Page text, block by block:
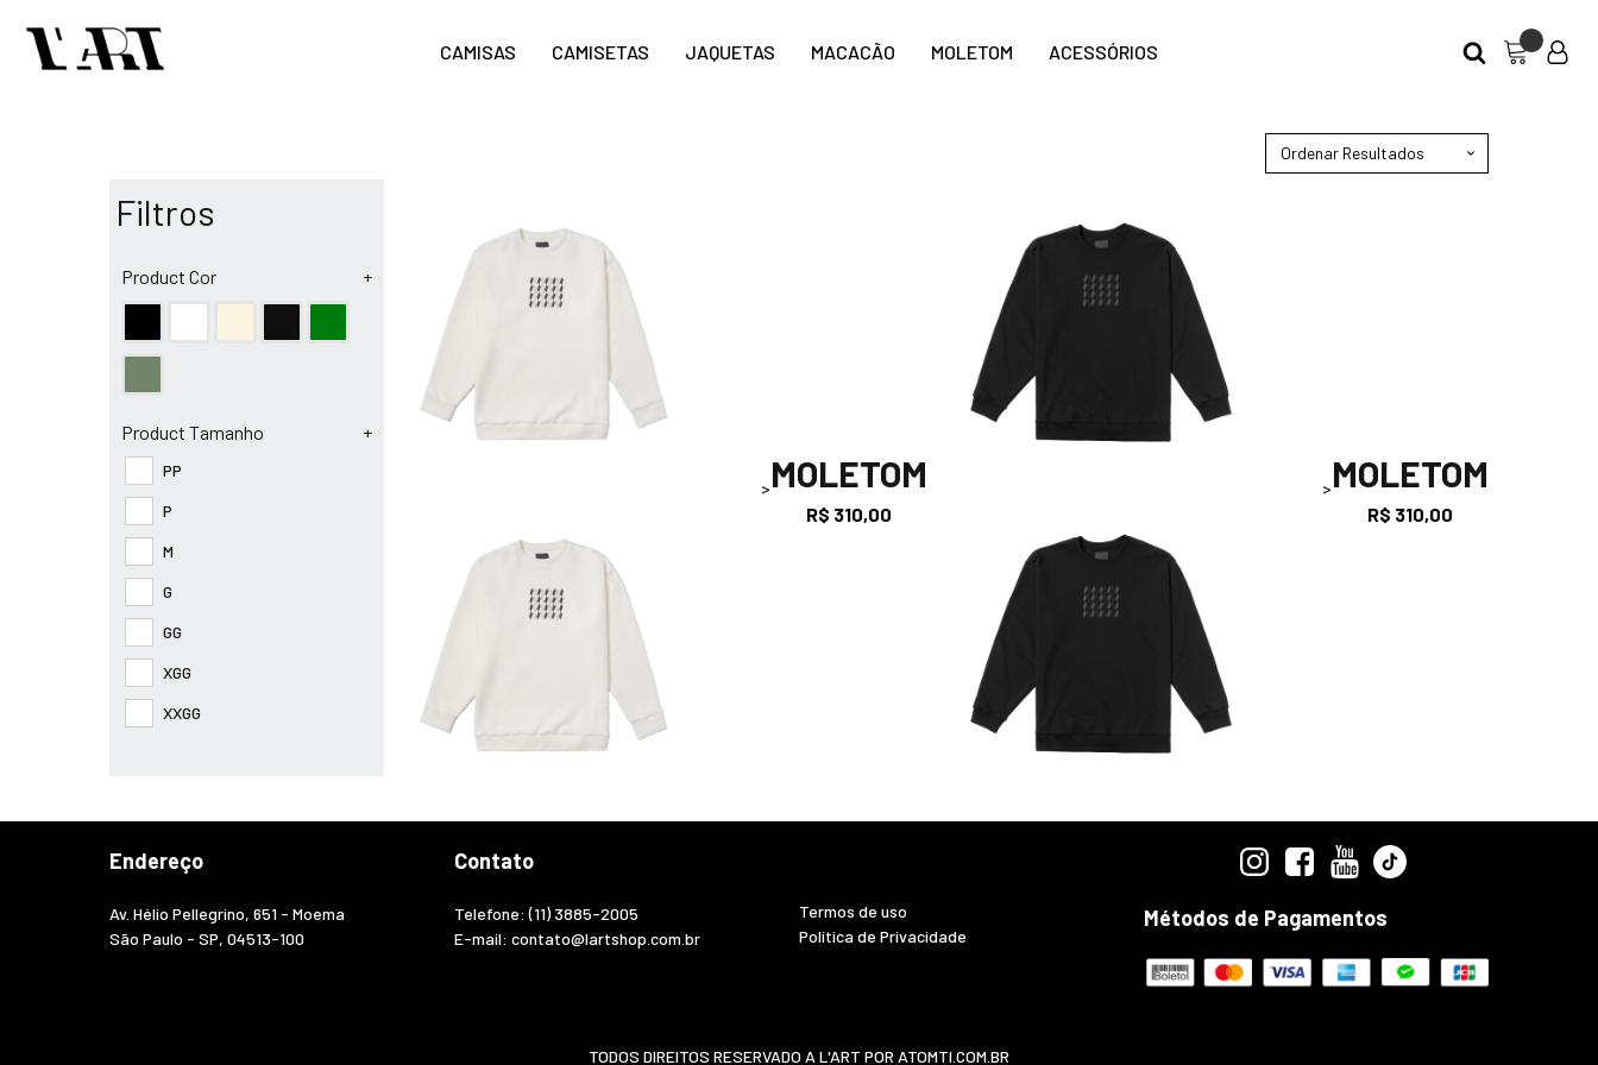
CAMISAS CAMISETAS JAQUETAS MACACÃO MOLETOM ACESSÓRIOS
Filtros
Product Cor +
Product Tamanho +
PP
P
M
G
GG
XGG
XXGG
>MOLETOM
R$ 310,00
>MOLETOM
R$ 310,00
Endereço
Av. Hélio Pellegrino, 651 - Moema
São Paulo - SP, 04513-100
Contato
Telefone: (11) 3885-2005
E-mail: contato@lartshop.com.br
Termos de uso
Política de Privacidade
Métodos de Pagamentos
TODOS DIREITOS RESERVADO A L'ART POR ATOMTI.COM.BR